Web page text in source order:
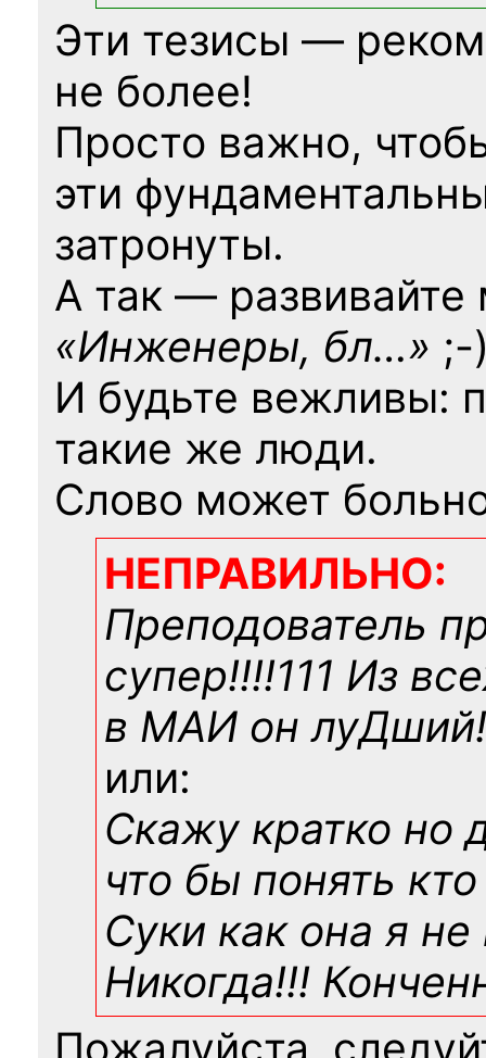
Эти тезисы —
не более!
Просто важно,
эти
затронуты.
А так — развивайте
«Инженеры, бл…» ;-
И будьте вежливы:
такие же люди.
Слово может
НЕПРАВИЛЬНО:
Преподователь
супер!!!!111 Из
в МАИ он
или:
Скажу кратко но
что бы понять
Суки как она я не
Никогда!!!
Пожалуйста,